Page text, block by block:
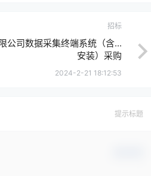
招标
公司数据采集终端系统（含...
安装）采购
2024-2-21 18:12:53
提示标题